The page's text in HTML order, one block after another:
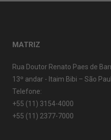
MATRIZ
Rua Doutor Renato Paes de
13º andar - Itaim Bibi – São
Telefone:
+55 (11) 3154-4000
+55 (11) 2377-7000